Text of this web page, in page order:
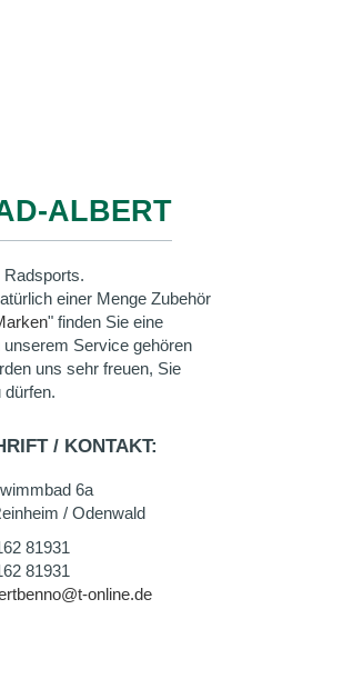
ALBERT
Radsports.
einer Menge Zubehör
" finden Sie eine
Service gehören
uns sehr freuen, Sie
/ KONTAKT:
6a
/ Odenwald
81931
81931
online.de